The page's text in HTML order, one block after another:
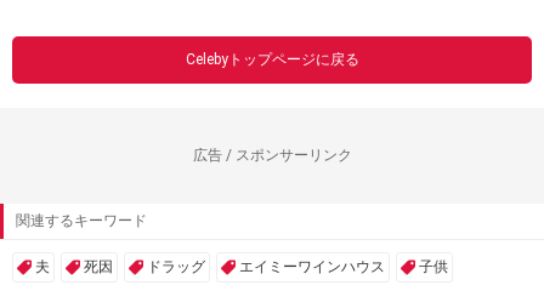
Celebyトップページに戻る
広告 / スポンサーリンク
関連するキーワード
夫 死因 ドラッグ エイミーワインハウス 子供